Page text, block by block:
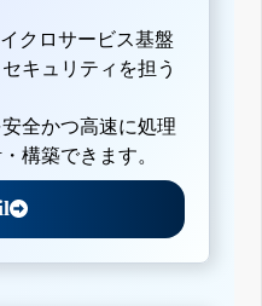
クロサービス基盤
キュリティを担う
全かつ高速に処理
構築できます。